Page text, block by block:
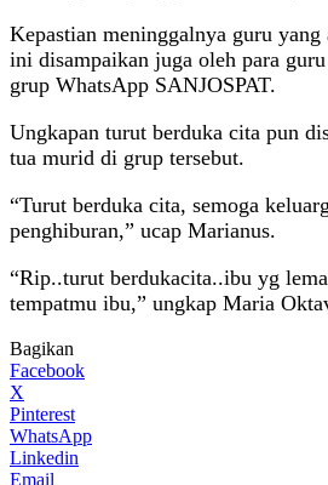
Kepastian meninggalnya guru yang
ini disampaikan juga oleh para
grup WhatsApp SANJOSPAT.
Ungkapan turut berduka cita pun
tua murid di grup tersebut.
“Turut berduka cita, semoga
penghiburan,” ucap Marianus.
“Rip..turut berdukacita..ibu yg
tempatmu ibu,” ungkap Maria
Bagikan
Facebook
X
Pinterest
WhatsApp
Linkedin
Email